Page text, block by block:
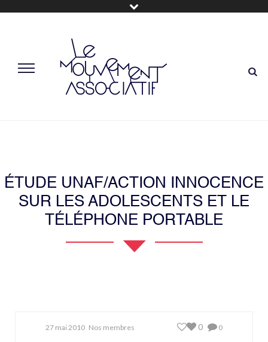
ÉTUDE UNAF/ACTION INNOCENCE
SUR LES ADOLESCENTS ET LE
TÉLÉPHONE PORTABLE
27 mai 2010 Nos membres 0
0